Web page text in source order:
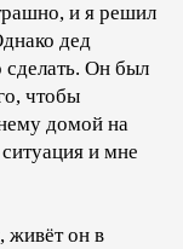
и я решил
дед
сделать. Он был
чтобы
домой на
и мне
живёт он в